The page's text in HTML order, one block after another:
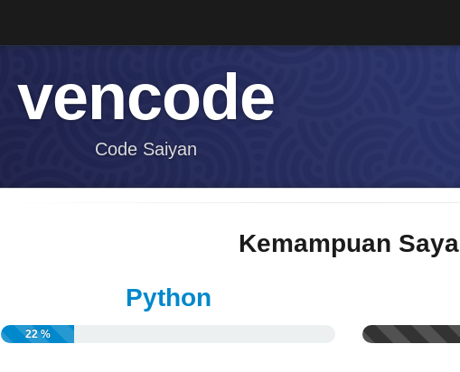
vencode
Code Saiyan
Kemampuan Saya
Python
22 %